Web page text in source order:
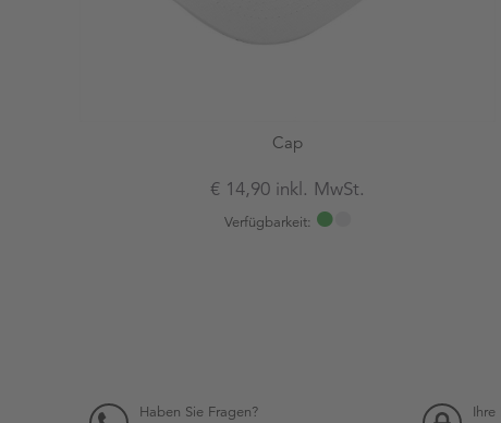
Cap
€ 14,90 inkl. MwSt.
Verfügbarkeit:
Haben Sie Fragen? Ihre